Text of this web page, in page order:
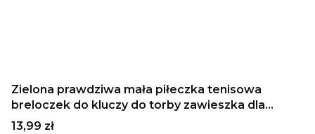
Zielona prawdziwa mała piłeczka tenisowa
breloczek do kluczy do torby zawieszka dla
tenisty pamiątka z turnieju z obozu
Cena
13,99 zł